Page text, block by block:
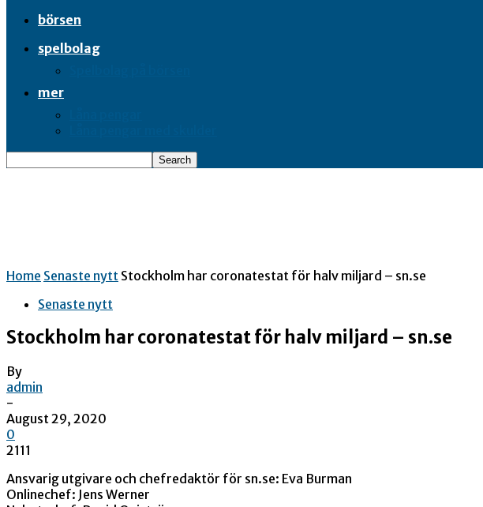
börsen
spelbolag
mer
Home Senaste nytt Stockholm har coronatestat för halv miljard – sn.se
Senaste nytt
Stockholm har coronatestat för halv miljard – sn.se
By
admin
-
August 29, 2020
0
2111
Ansvarig utgivare och chefredaktör för sn.se: Eva Burman
Onlinechef: Jens Werner